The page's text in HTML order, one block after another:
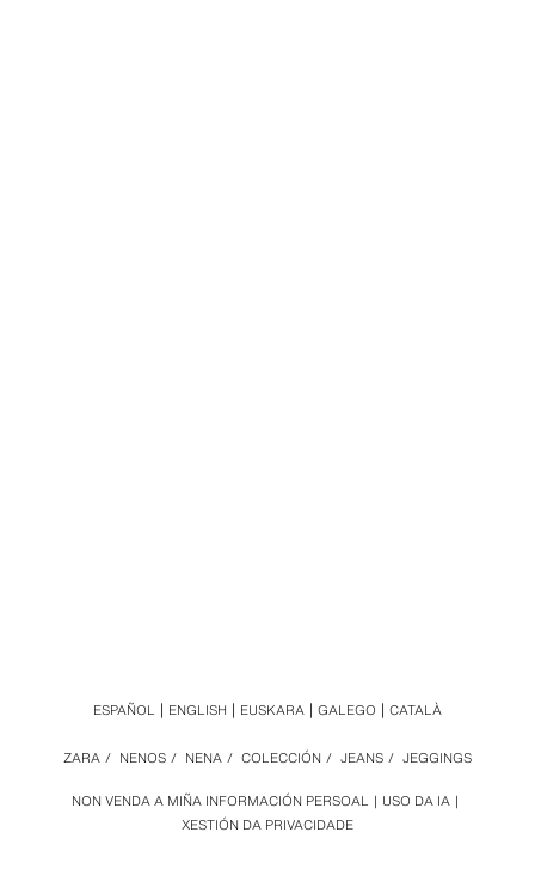
NON VENDA A MIÑA INFORMACIÓN PERSOAL
USO DA IA
XESTIÓN DA PRIVACIDADE
ZARA / NENOS / NENA / COLECCIÓN / JEANS / JEGGINGS
ESPAÑOL ENGLISH EUSKARA GALEGO CATALÀ